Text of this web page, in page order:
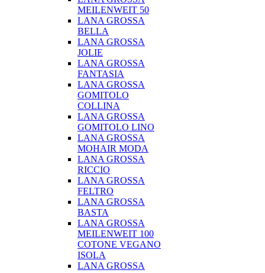
MEILENWEIT 50
LANA GROSSA
BELLA
LANA GROSSA
JOLIE
LANA GROSSA
FANTASIA
LANA GROSSA
GOMITOLO
COLLINA
LANA GROSSA
GOMITOLO LINO
LANA GROSSA
MOHAIR MODA
LANA GROSSA
RICCIO
LANA GROSSA
FELTRO
LANA GROSSA
BASTA
LANA GROSSA
MEILENWEIT 100
COTONE VEGANO
ISOLA
LANA GROSSA